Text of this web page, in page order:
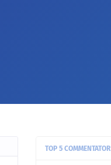
TOP 5 COMMENTATOR